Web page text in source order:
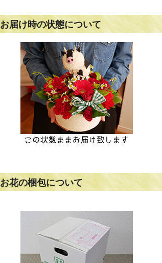
お届け時の状態について
お花の梱包について